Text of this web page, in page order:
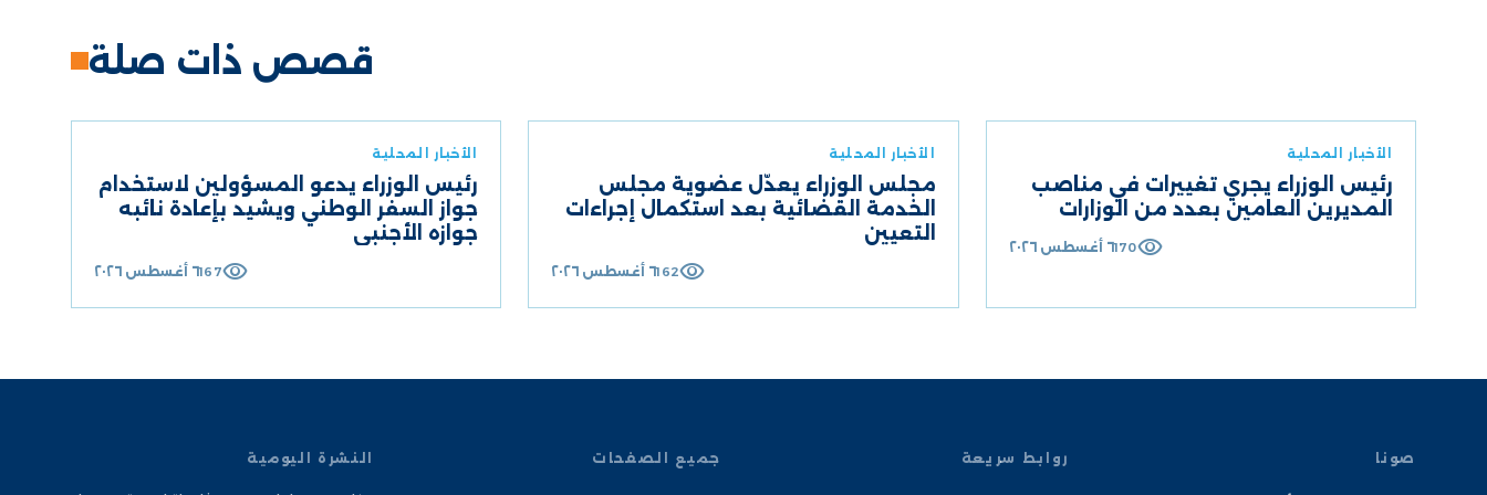
قصص ذات صلة
الأخبار المحلية
رئيس الوزراء يجري تغييرات في مناصب
المديرين العامين بعدد من الوزارات
٦ أغسطس ٢٠٢٦ visibility
170
الأخبار المحلية
مجلس الوزراء يعدّل عضوية مجلس
الخدمة القضائية بعد استكمال إجراءات
التعيين
٦ أغسطس ٢٠٢٦ visibility
162
الأخبار المحلية
رئيس الوزراء يدعو المسؤولين لاستخدام
جواز السفر الوطني ويشيد بإعادة نائبه
جوازه الأجنبي
٦ أغسطس ٢٠٢٦ visibility
167
صونا روابط سريعة جميع الصفحات النشرة اليومية